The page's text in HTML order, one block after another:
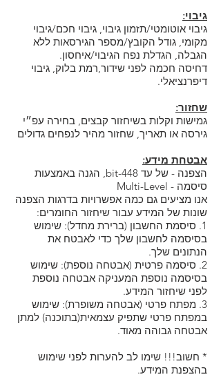
גיבוי:
גיבוי אוטומטי/תזמון גיבוי, גיבוי חכם/גיבוי
מקומי, גודל הקובץ/מספר הגירסאות ללא
הגבלה, הגדלת נפח הגיבוי/איחסון.
דחיסה חכמה לפני שידור,רמת בלוק, גיבוי
דיפרנציאלי.
שחזור:
גמישות וקלות בשיחזור קבצים, בחירה עפ״י
גירסה או תאריך, שחזור מהיר לנפחים גדולים
אבטחת מידע:
הצפנה - של עד 448-bit, הגנה באמצעות
סיסמה - Multi-Level
אנו מציעים גם כמה אפשרויות בדרגות הצפנה
שונות של המידע עבור שיחזור החומרים:
1. סיסמת החשבון (ברירת מחדל): שימוש
בסיסמה לחשבון שלך כדי לאבטח את
הנתונים שלך.
2. סיסמה פרטית (אבטחה נוספת): שימוש
בסיסמה נוספת המעניקה אבטחה נוספת
לפני שיחזור המידע.
3. מפתח פרטי (אבטחה משופרת): שימוש
במפתח פרטי שתפיק עצמאית(בתוכנה) למתן
אבטחה גבוהה מאוד.
* חשוב!!! שימו לב להערות לפני שימוש
בהצפנת המידע.